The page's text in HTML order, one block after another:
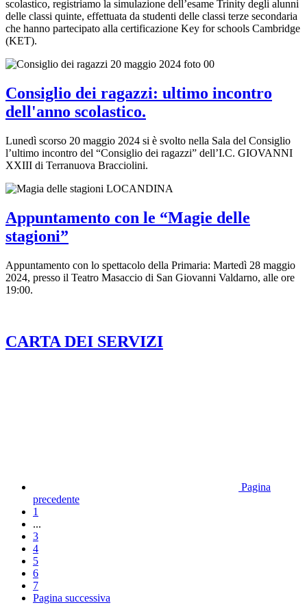
scolastico, registriamo la simulazione dell’esame Trinity degli alunni
delle classi quinte, effettuata da studenti delle classi terze secondaria
che hanno partecipato alla certificazione Key for schools Cambridge
(KET).
Consiglio dei ragazzi: ultimo incontro
dell'anno scolastico.
Lunedì scorso 20 maggio 2024 si è svolto nella Sala del Consiglio
l’ultimo incontro del “Consiglio dei ragazzi” dell’I.C. GIOVANNI
XXIII di Terranuova Bracciolini.
Appuntamento con le “Magie delle
stagioni”
Appuntamento con lo spettacolo della Primaria: Martedì 28 maggio
2024, presso il Teatro Masaccio di San Giovanni Valdarno, alle ore
19:00.
CARTA DEI SERVIZI
Pagina
precedente
1
...
3
4
5
6
7
Pagina successiva